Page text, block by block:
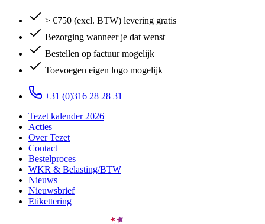
> €750 (excl. BTW) levering gratis
Bezorging wanneer je dat wenst
Bestellen op factuur mogelijk
Toevoegen eigen logo mogelijk
+31 (0)316 28 28 31
Tezet kalender 2026
Acties
Over Tezet
Contact
Bestelproces
WKR & Belasting/BTW
Nieuws
Nieuwsbrief
Etikettering